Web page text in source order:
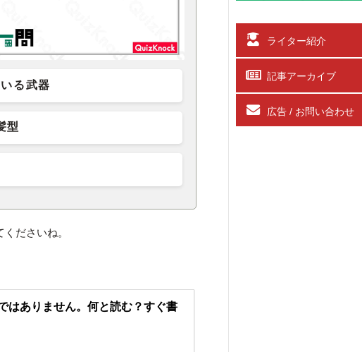
る武器
型
くださいね。
はありません。何と読む？すぐ書
ライター紹介
記事アーカイブ
広告 / お問い合わせ